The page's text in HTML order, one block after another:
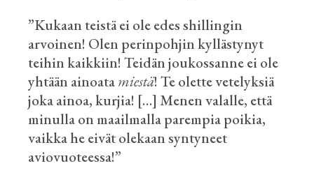
”Kukaan teistä ei ole edes shillingin
arvoinen! Olenperinpohjinkyllästynyt
teihin kaikkiin! Teidän joukossanne ei ole
yhtään ainoatamiestä! Teolettevetelyksiä
joka ainoa, kurjia! […] Menen valalle, että
minulla on maailmalla parempia poikia,
vaikka he eivät olekaan syntyneet
aviovuoteessa!”